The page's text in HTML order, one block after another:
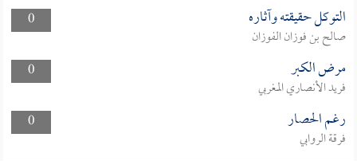
0
التوكل حقيقته وآثاره
صالح بن فوزان الفوزان
0
مرض الكبر
فريد الأنصاري المغربي
0
رغم الحصار
فرقة الروابي